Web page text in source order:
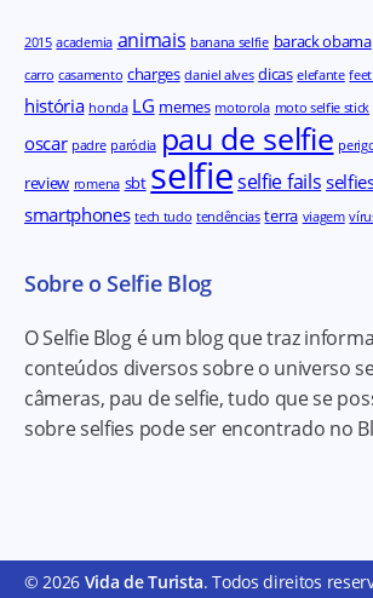
2015 academia animais banana selfie barack obama
carro casamento charges daniel alves dicas elefante
história honda LG memes motorola moto selfie stick
oscar padre paródia pau de selfie
review romena sbt selfieselfie fails
smartphones tech tudo tendências terra viagem
Sobre o Selfie Blog
O Selfie Blog é um blog que traz
conteúdos diversos sobre o universo
câmeras, pau de selfie, tudo que se
sobre selfies pode ser encontrado no
© 2026 Vida de Turista. Todos direitos